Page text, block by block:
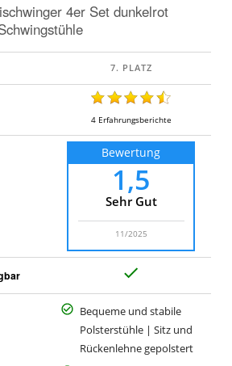
4er Set dunkelrot
4 Erfahrungsberichte
Bewertung
1,5
Sehr Gut
11/2025
a
Bequeme und stabile
Polsterstühle | Sitz und
Rückenlehne gepolstert